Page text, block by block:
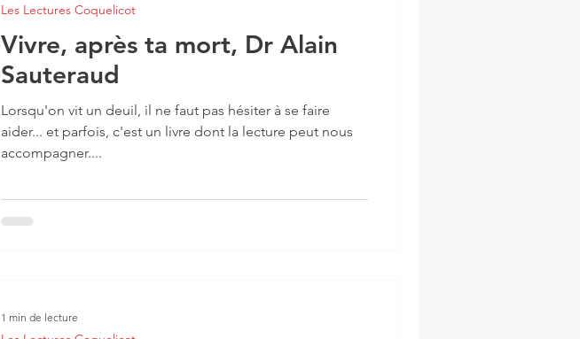
Vivre, après ta mort, Dr Alain
Sauteraud
Lorsqu'on vit un deuil, il ne faut pas hésiter à se faire
aider... et parfois, c'est un livre dont la lecture peut nous
accompagner....
Les Lectures Coquelicot
1 min de lecture